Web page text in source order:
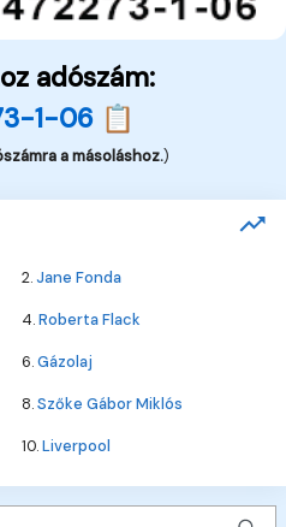
adószám:
1-06 📋
a másoláshoz.)
2.Jane Fonda
4.Roberta Flack
6.Gázolaj
8.Szőke Gábor Miklós
10.Liverpool